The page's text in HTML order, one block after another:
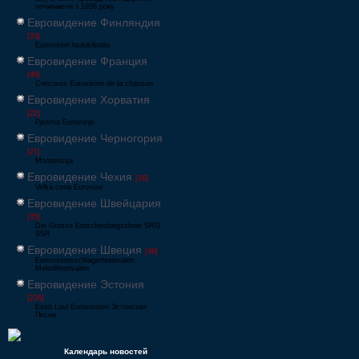
починаючи з 1956 року
Евровидение Финляндия
[33]
Eurovision laulukilpailu
Евровидение Франция
[49]
Concours Eurovision de la chanson
Евровидение Хорватия
[22]
Pjesma Eurovizije
Евровидение Черногория
[21]
Montevizija
Евровидение Чехия [26]
Velká cena Eurovize
Евровидение Швейцария
[35]
Die Grosse Entscheidungsshow SRG
SSR
Евровидение Швеция [48]
Eurovisionsschlagerfestivalen
Melodifestivalen
Евровидение Эстония
[226]
Eesti Laul Eurovisioon Эстонская
Песня
Календарь новостей